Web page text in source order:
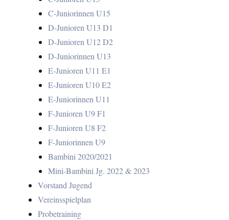
C-Juniorinnen U15
D-Junioren U13 D1
D-Junioren U12 D2
D-Juniorinnen U13
E-Junioren U11 E1
E-Junioren U10 E2
E-Juniorinnen U11
F-Junioren U9 F1
F-Junioren U8 F2
F-Juniorinnen U9
Bambini 2020/2021
Mini-Bambini Jg. 2022 & 2023
Vorstand Jugend
Vereinsspielplan
Probetraining